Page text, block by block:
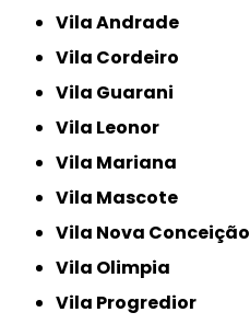
Vila Andrade
Vila Cordeiro
Vila Guarani
Vila Leonor
Vila Mariana
Vila Mascote
Vila Nova Conceição
Vila Olimpia
Vila Progredior